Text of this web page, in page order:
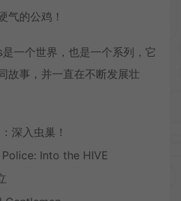
气的公鸡！
一个世界，也是一个系列，它
故事，并一直在不断发展壮
深入虫巢！
Into the HIVE